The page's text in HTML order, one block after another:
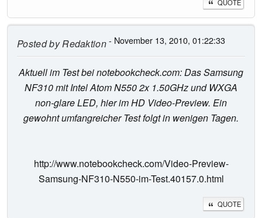
QUOTE
Posted byRedaktion- November 13, 2010, 01:22:33
Aktuell im Test bei notebookcheck.com: Das Samsung
NF310 mit Intel Atom N550 2x 1.50GHz und WXGA
non-glare LED, hier im HD Video-Preview. Ein
gewohnt umfangreicher Test folgt in wenigen Tagen.
http://www.notebookcheck.com/Video-Preview-
Samsung-NF310-N550-im-Test.40157.0.html
QUOTE